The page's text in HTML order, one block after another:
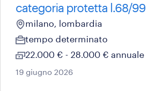
categoria protetta l.68/99
milano, lombardia
tempo determinato
22.000 € - 28.000 € annuale
19 giugno 2026